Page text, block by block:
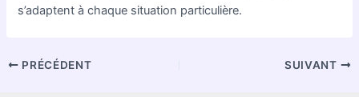
s’adaptent à chaque situation particulière.
PRÉCÉDENT SUIVANT